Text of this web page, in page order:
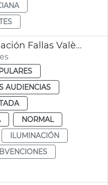
Subvenciones iluminación Fallas València
AUDIENCIAS
NORMAL
ILUMINACIÓN